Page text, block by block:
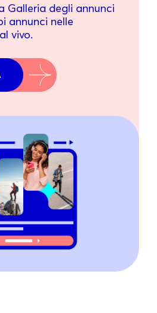
Galleria degli annunci
annunci nelle
vivo.